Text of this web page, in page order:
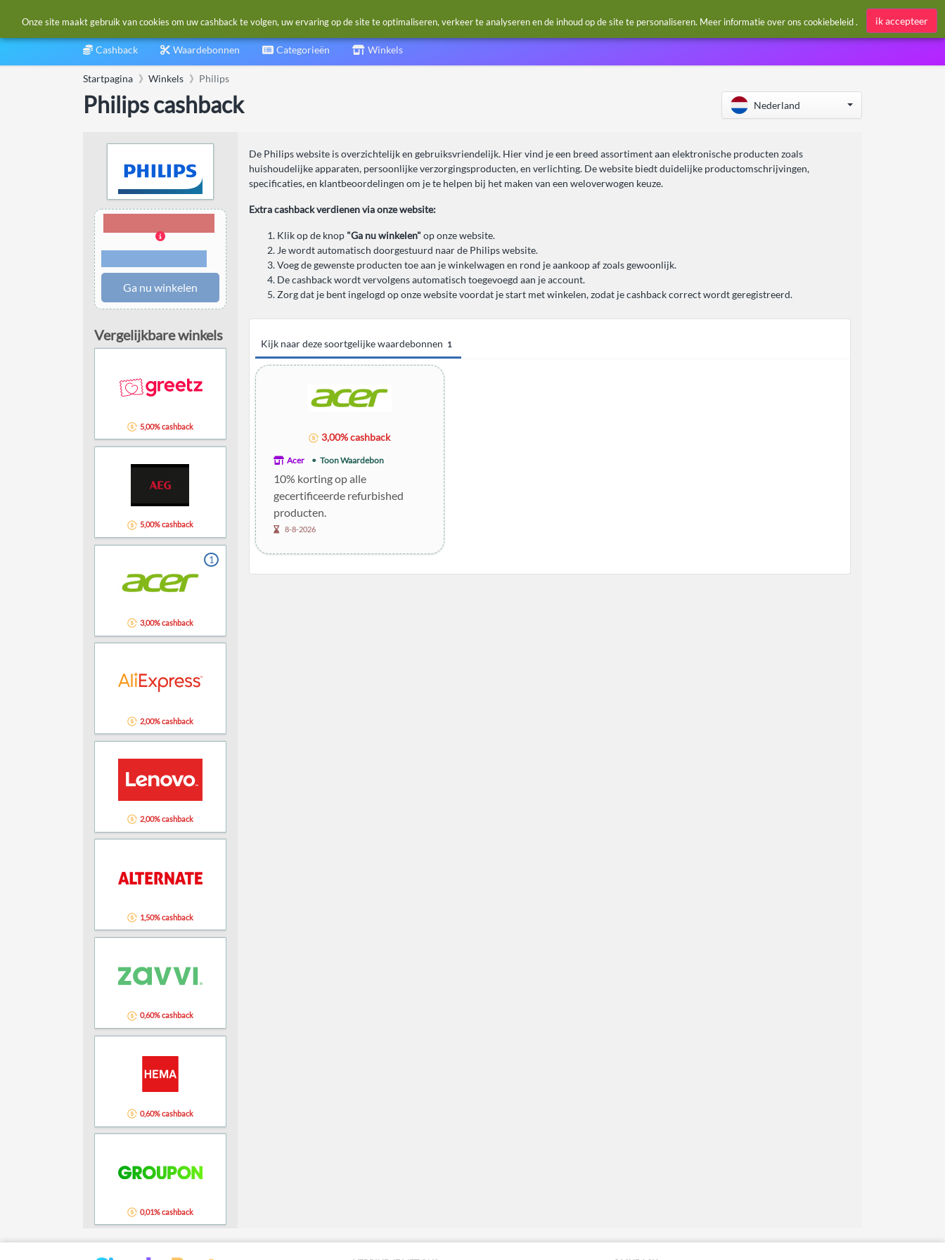
Aanmelden / Register
Cashback Waardebonnen Categorieën Winkels
Startpagina Winkels Philips
Philips cashback Nederland
De Philips website is overzichtelijk en gebruiksvriendelijk. Hier vind je een breed assortiment aan elektronische producten zoals
huishoudelijke apparaten, persoonlijke verzorgingsproducten, en verlichting. De website biedt duidelijke productomschrijvingen,
specificaties, en klantbeoordelingen om je te helpen bij het maken van een weloverwogen keuze.
Extra cashback verdienen via onze website:
Klik op de knop "Ga nu winkelen" op onze website.
Je wordt automatisch doorgestuurd naar de Philips website.
Voeg de gewenste producten toe aan je winkelwagen en rond je aankoop af zoals gewoonlijk.
De cashback wordt vervolgens automatisch toegevoegd aan je account.
Zorg dat je bent ingelogd op onze website voordat je start met winkelen, zodat je cashback correct wordt geregistreerd.
Kijk naar deze soortgelijke waardebonnen 1
3,00% cashback
Acer Toon Waardebon
10% korting op alle
gecertificeerde refurbished
producten.
8-8-2026
Voorwaarden en
Ga nu winkelen
Vergelijkbare winkels
5,00% cashback
5,00% cashback
1
3,00% cashback
2,00% cashback
2,00% cashback
1,50% cashback
0,60% cashback
0,60% cashback
0,01% cashback
Onze site maakt gebruik van cookies om uw cashback te volgen, uw ervaring op de site te optimaliseren, verkeer te analyseren en de inhoud op de site te personaliseren. Meer informatie over ons cookiebeleid. ik accepteer